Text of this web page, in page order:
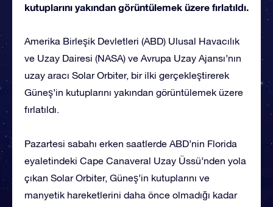
kutuplarını yakından görüntülemek üzere fırlatıldı.
Amerika Birleşik Devletleri (ABD) Ulusal Havacılık
ve Uzay Dairesi (NASA) ve Avrupa Uzay Ajansı’nın
uzay aracı Solar Orbiter, bir ilki gerçekleştirerek
Güneş’in kutuplarını yakından görüntülemek üzere
fırlatıldı.
Pazartesi sabahı erken saatlerde ABD’nin Florida
eyaletindeki Cape Canaveral Uzay Üssü’nden yola
çıkan Solar Orbiter, Güneş’in kutuplarını ve
manyetik hareketlerini daha önce olmadığı kadar